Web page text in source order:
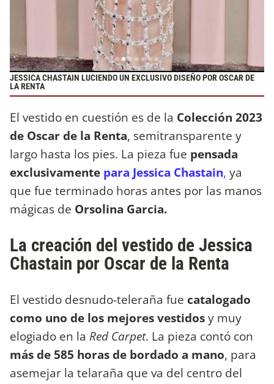
JESSICA CHASTAIN LUCIENDO UN EXCLUSIVO DISEÑO POR OSCAR DE
LA RENTA
El vestido en cuestión es de la Colección 2023
de Oscar de la Renta, semitransparente y
largo hasta los pies. La pieza fue pensada
exclusivamente para Jessica Chastain, ya
que fue terminado horas antes por las manos
mágicas de Orsolina Garcia.
La creación del vestido de Jessica
Chastain por Oscar de la Renta
El vestido desnudo-teleraña fue catalogado
como uno de los mejores vestidosy muy
elogiado en la Red Carpet. La pieza contó con
más de 585 horas de bordado a mano, para
asemejar la telaraña que va del centro del